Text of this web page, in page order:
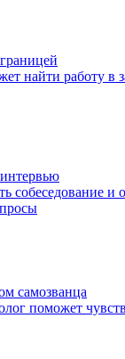
найти работу в
собеседование и
самозванца
поможет